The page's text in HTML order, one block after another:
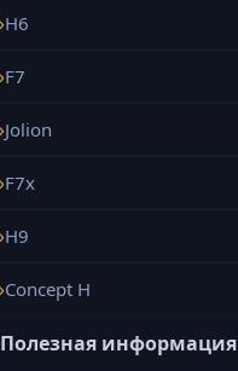
H6
F7
Jolion
F7x
H9
Concept H
Полезная информация